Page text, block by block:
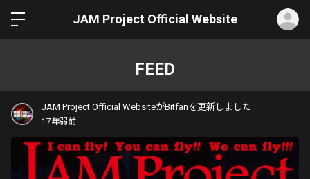
JAM Project Official Website
FEED
JAM Project Official WebsiteがBitfanを更新しました
17年弱前